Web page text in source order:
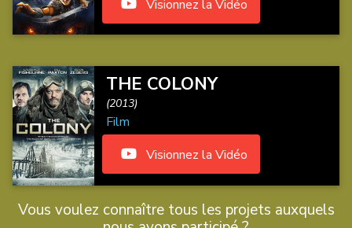
Visionnez la Vidéo
THE COLONY
(2013)
Film
Visionnez la Vidéo
Vous voulez connaître tous les projets auxquels